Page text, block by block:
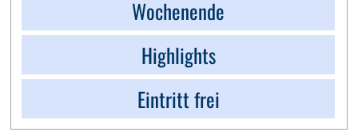
Wochenende
Highlights
Eintritt frei